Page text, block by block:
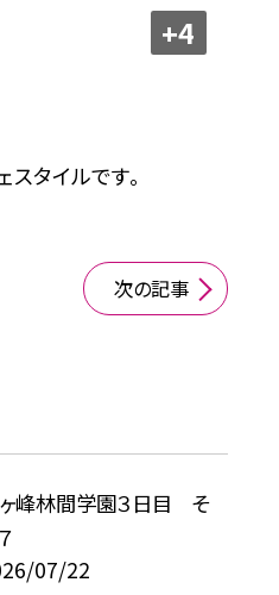
+4
タイルです。
次の記事
峰林間学園３日目 そ
07/22